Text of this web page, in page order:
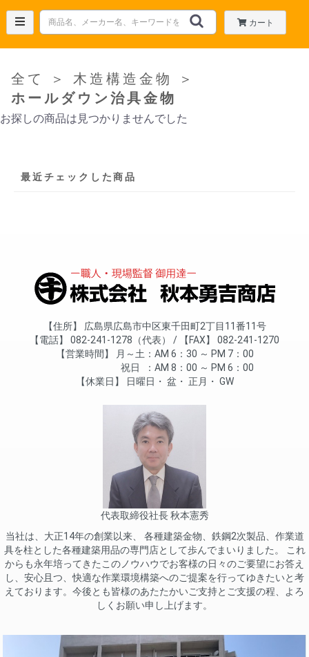
カート
全て ＞ 木造構造金物
＞
ホールダウン治具金物
お探しの商品は見つかりませんでした
最近チェックした商品
住所
広島県広島市中区東千田町2丁目11番11号
電話
082-241-1278（代表） FAX
082-241-1270
営業時間
月～土
AM 6：30 ～ PM 7：00
祝日
AM 8：00 ～ PM 6：00
休業日
日曜日 盆 正月 GW
代表取締役社長 秋本憲秀
当社は、大正14年の創業以来、 各種建築金物、鉄鋼2次製品、作業道
具を柱とした各種建築用品の専門店として歩んでまいりました。 これ
からも永年培ってきたこのノウハウでお客様の日々のご要望にお答え
し、安心且つ、快適な作業環境構築へのご提案を行ってゆきたいと考
えております。今後とも皆様のあたたかいご支持とご支援の程、よろ
しくお願い申し上げます。